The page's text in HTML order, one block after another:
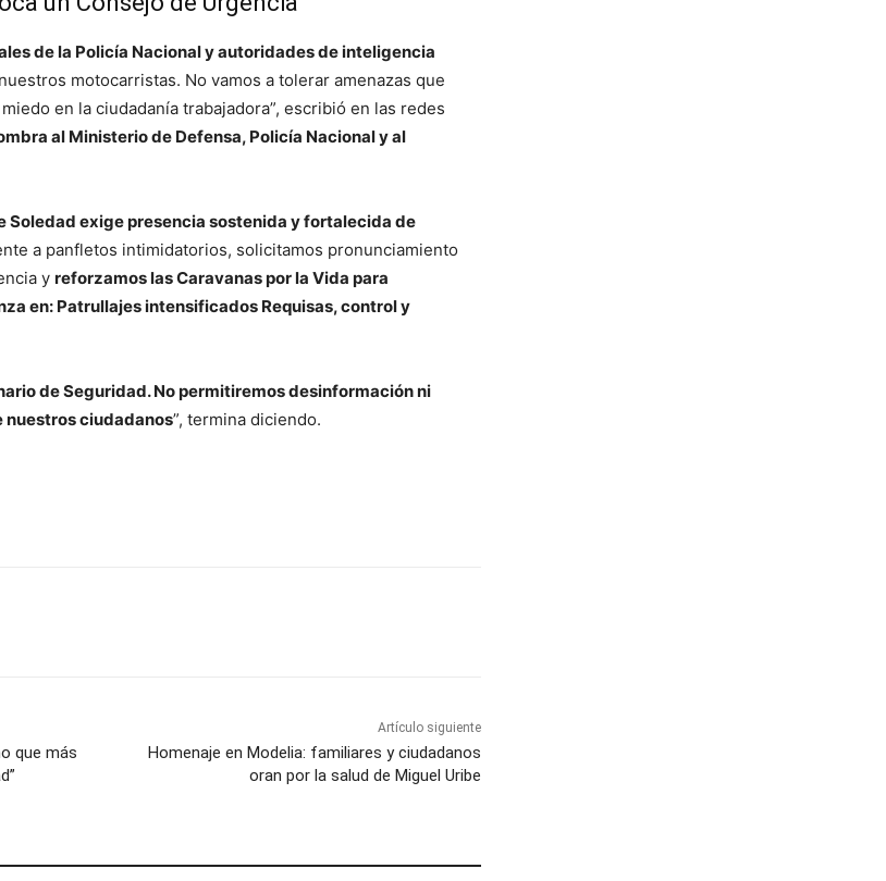
de la Policía Nacional y autoridades de inteligencia
motocarristas. No vamos a tolerar amenazas que
en la ciudadanía trabajadora”, escribió en las redes
al Ministerio de Defensa, Policía Nacional y al
Soledad exige presencia sostenida y fortalecida de
a panfletos intimidatorios, solicitamos pronunciamiento
y reforzamos las Caravanas por la Vida para
en: Patrullajes intensificados Requisas, control y
de Seguridad. No permitiremos desinformación ni
nuestros ciudadanos”, termina diciendo.
que más
Artículo siguiente
Homenaje en Modelia: familiares y ciudadanos
oran por la salud de Miguel Uribe